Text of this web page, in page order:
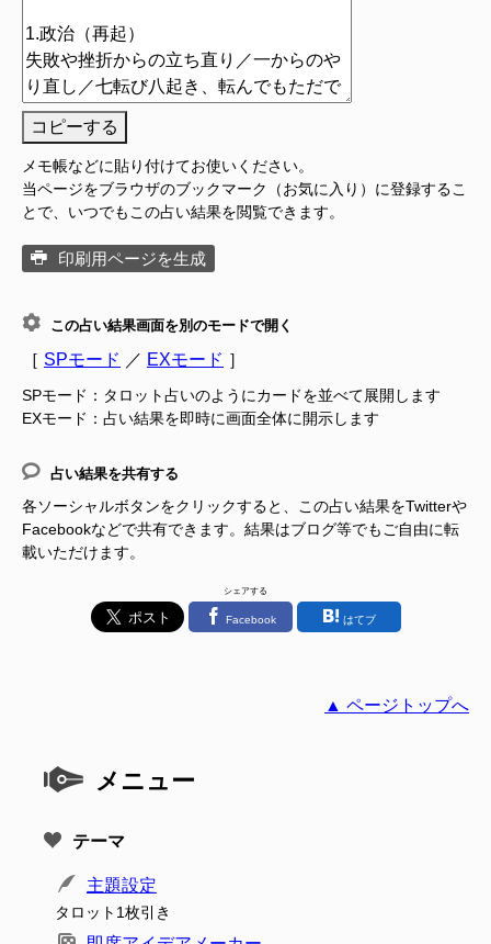
コピーする
メモ帳などに貼り付けてお使いください。
当ページをブラウザのブックマーク（お気に入り）に登録するこ
とで、いつでもこの占い結果を閲覧できます。
印刷用ページを生成
この占い結果画面を別のモードで開く
［ SPモード ／ EXモード ］
SPモード：タロット占いのようにカードを並べて展開します
EXモード：占い結果を即時に画面全体に開示します
占い結果を共有する
各ソーシャルボタンをクリックすると、この占い結果をTwitterや
Facebookなどで共有できます。結果はブログ等でもご自由に転
載いただけます。
シェアする
Facebook はてブ
▲ ページトップへ
メニュー
テーマ
主題設定
タロット1枚引き